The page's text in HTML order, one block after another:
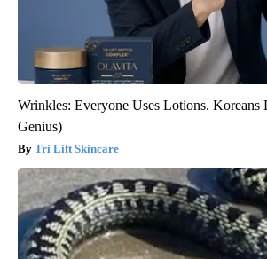
Wrinkles: Everyone Uses Lotions. Koreans
Genius)
Tri Lift Skincare